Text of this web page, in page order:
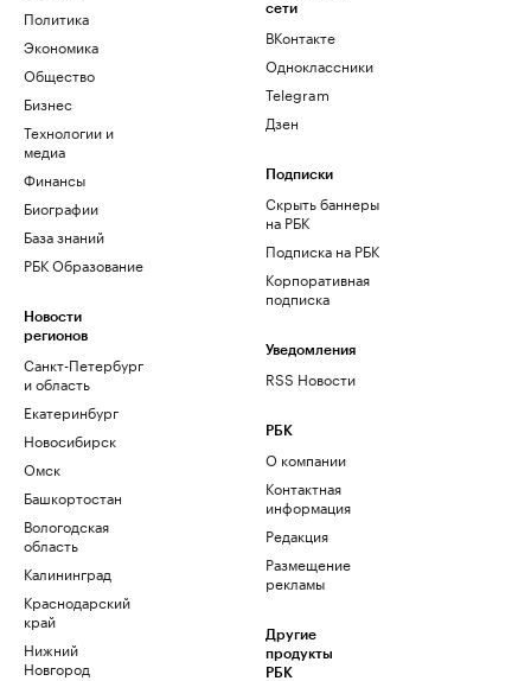
Политика
Экономика
Общество
Бизнес
Технологии и
медиа
Финансы
Биографии
База знаний
РБК Образование
Новости
регионов
Санкт-Петербург
и область
Екатеринбург
Новосибирск
Омск
Башкортостан
Вологодская
область
Калининград
Краснодарский
край
Нижний
Новгород
сети
ВКонтакте
Одноклассники
Telegram
Дзен
Подписки
Скрыть баннеры
на РБК
Подписка на РБК
Корпоративная
подписка
Уведомления
RSS Новости
РБК
О компании
Контактная
информация
Редакция
Размещение
рекламы
Другие
продукты
РБК